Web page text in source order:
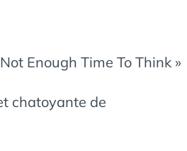
Enough Time To Think »
chatoyante de